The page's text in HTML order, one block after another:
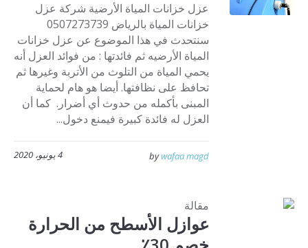
عزل خزانات المياة الأرضية شركة عزل
خزانات المياة بالرياض 0507273739
سنتحدث في هذا الموضوع عن عزل خزانات
المياة الأرضيه ثم فائدتها : من فوائد العزل أنه
يحمي المياة من التلوث من الأتربة وغيرها ثم
تحافظ على نظافتها. أيضا هو هام لحماية
المبنى بأكمله من حدوث أي أضرار. كما أن
العزل له فائدة كبيرة فيمنع دخول...
4 يونيو، 2020 bywafaa magd
مقالة
عوازل الأسطح من الحرارة